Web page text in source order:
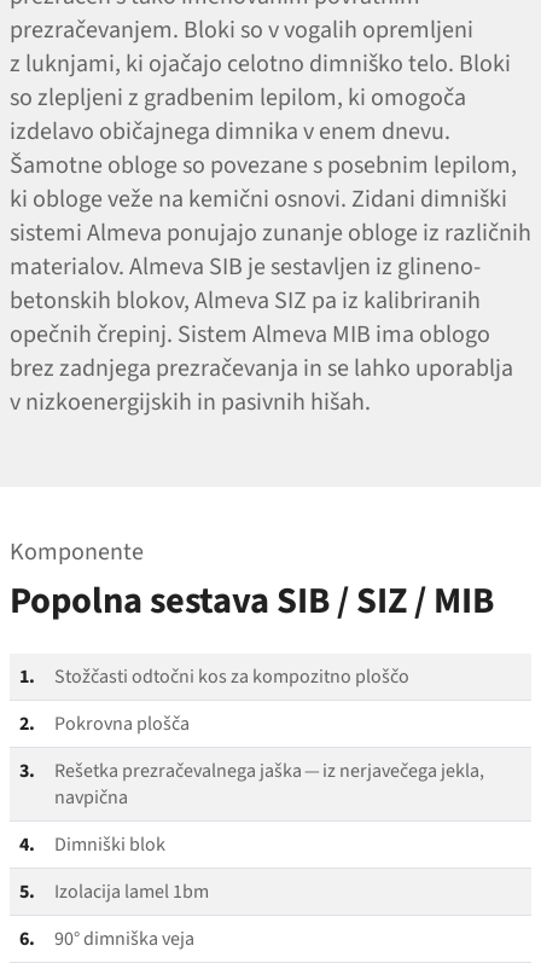
prezračevanjem. Bloki so v vogalih opremljeni
z luknjami, ki ojačajo celotno dimniško telo. Bloki
so zlepljeni z gradbenim lepilom, ki omogoča
izdelavo običajnega dimnika v enem dnevu.
Šamotne obloge so povezane s posebnim lepilom,
ki obloge veže na kemični osnovi. Zidani dimniški
sistemi Almeva ponujajo zunanje obloge iz različnih
materialov. Almeva SIB je sestavljen iz glineno-
betonskih blokov, Almeva SIZ pa iz kalibriranih
opečnih črepinj. Sistem Almeva MIB ima oblogo
brez zadnjega prezračevanja in se lahko uporablja
v nizkoenergijskih in pasivnih hišah.
Komponente
Popolna sestava SIB / SIZ / MIB
1.
Stožčasti odtočni kos za kompozitno ploščo
2.
Pokrovna plošča
3.
Rešetka prezračevalnega jaška — iz nerjavečega jekla,
navpična
4.
Dimniški blok
5.
Izolacija lamel 1bm
6.
90° dimniška veja